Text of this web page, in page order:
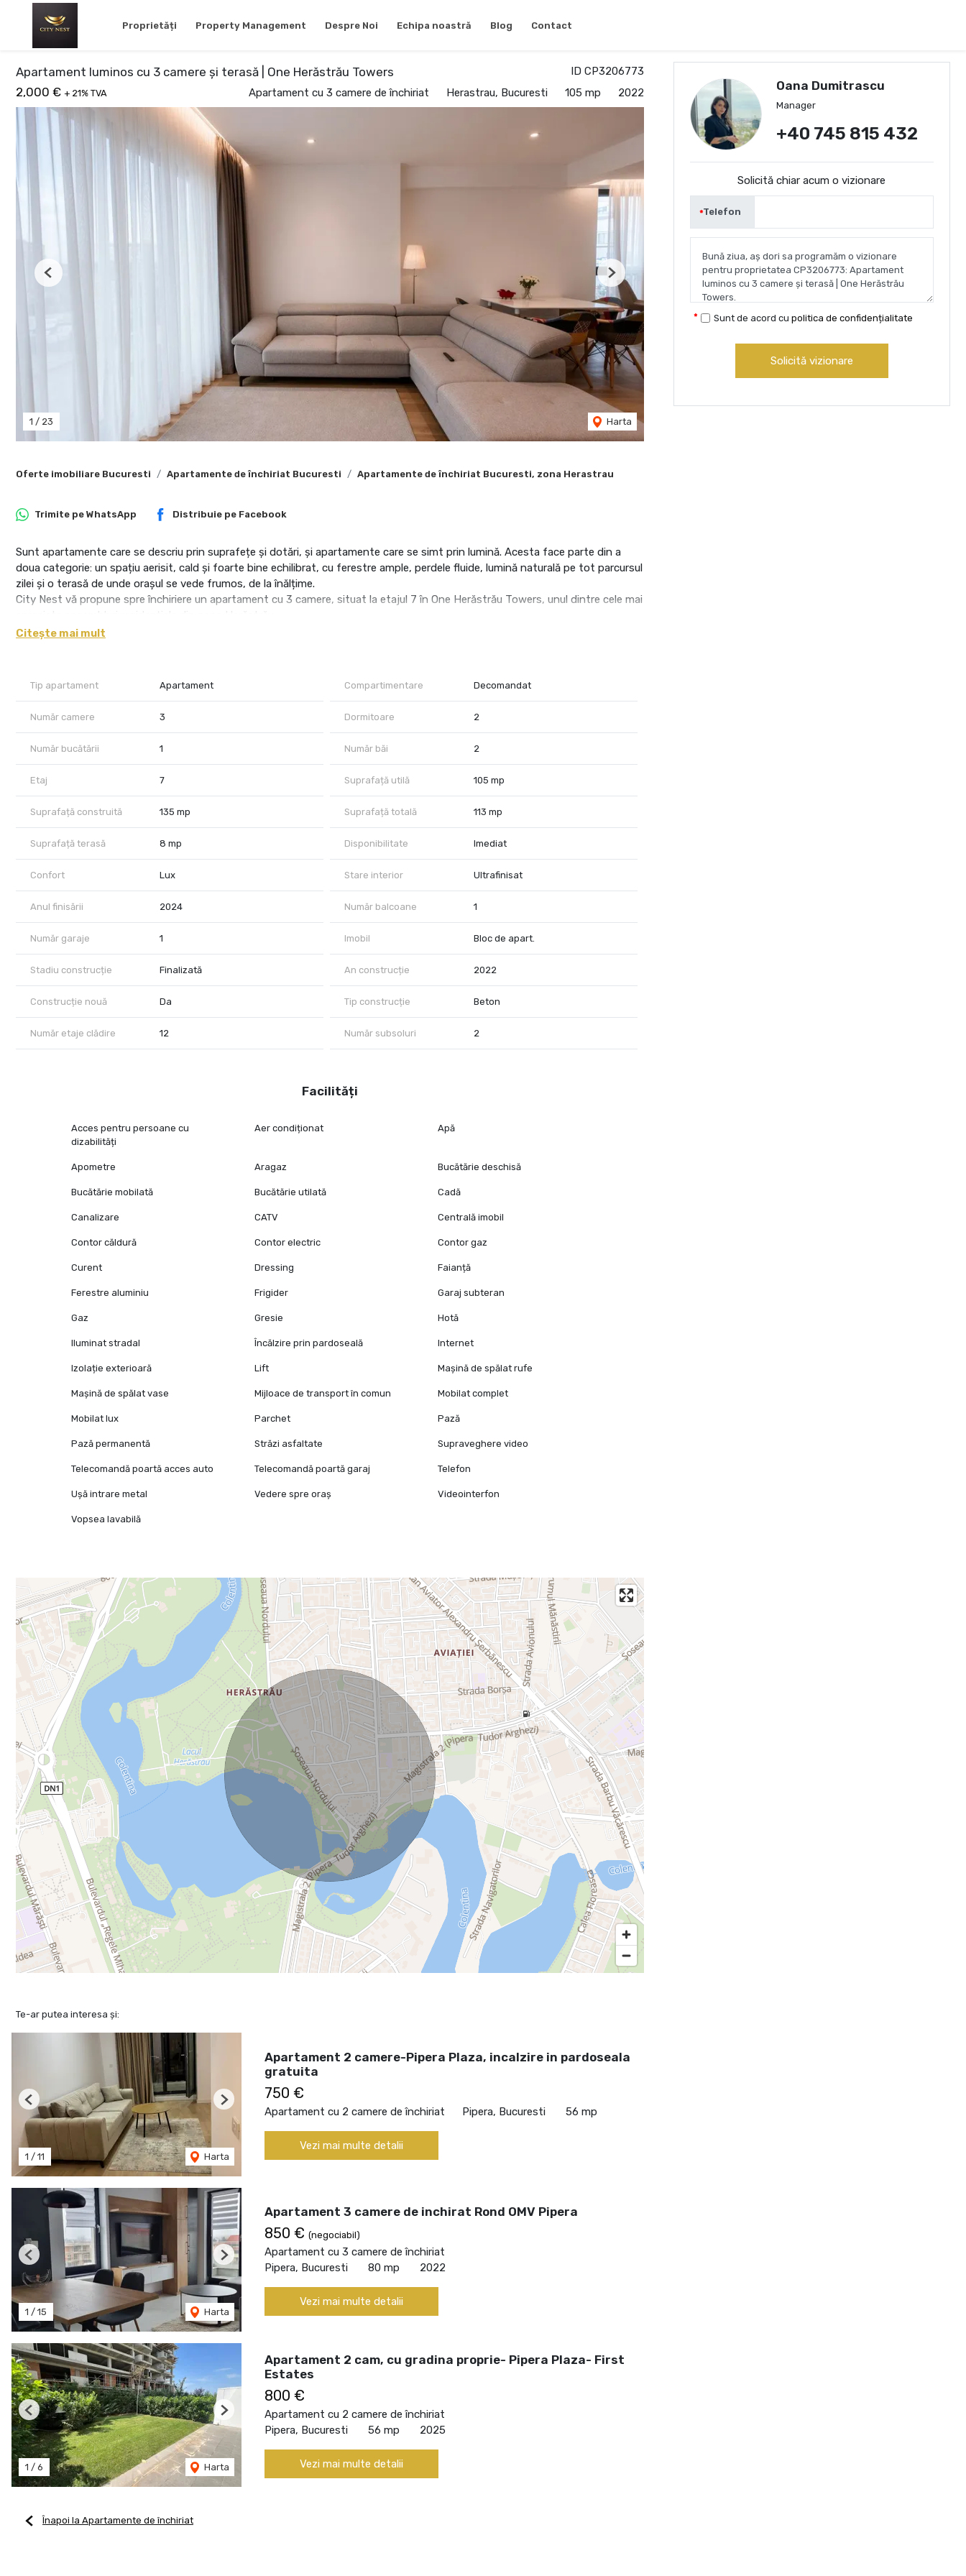
Proprietăți Property Management Despre Noi Echipa noastră Blog Contact
ID CP3206773
Apartament luminos cu 3 camere și terasă | One Herăstrău Towers
2,000 € + 21% TVA Apartament cu 3 camere de închiriat Herastrau, Bucuresti 105 mp 2022
1 / 23 Harta
Previous Next
Oferte imobiliare Bucuresti Apartamente de închiriat Bucuresti Apartamente de închiriat Bucuresti, zona Herastrau
Trimite pe WhatsApp Distribuie pe Facebook
Sunt apartamente care se descriu prin suprafețe și dotări, și apartamente care se simt prin lumină. Acesta face parte din a
doua categorie: un spațiu aerisit, cald și foarte bine echilibrat, cu ferestre ample, perdele fluide, lumină naturală pe tot parcursul
zilei și o terasă de unde orașul se vede frumos, de la înălțime.
City Nest vă propune spre închiriere un apartament cu 3 camere, situat la etajul 7 în One Herăstrău Towers, unul dintre cele mai
Proprietatea are 105 mp utili și o suprafață totală de 113 mp, incluzând o terasă de 8 mp cu vedere urbană deschisă. Zona de zi
Apartamentul include două dormitoare, două băi, dressing și spații de depozitare bine integrate. Se închiriază complet mobilat
și utilat, cu electrocasnice moderne, mașină de spălat vase, mașină de spălat rufe, aer condiționat, încălzire prin pardoseală și
Un avantaj important este locul de parcare în garajul subteran, inclus în proprietate, alături de accesul securizat, pază
Localizarea este unul dintre punctele forte: la câțiva pași de Parcul Herăstrău, aproape de restaurante, cafenele, centre de
business, școli internaționale și principalele puncte de interes din nordul Capitalei. Este o locuință potrivită pentru cineva care
își dorește confort, lumină și acces rapid la tot ce contează în zona Herăstrău.
Preț: 2.000 EUR + TVA / lună.
Pentru detalii suplimentare și programarea unei vizionări, echipa City Nest vă stă la dispoziție.
Citește mai mult
Tip apartament Apartament Compartimentare Decomandat
Număr camere 3 Dormitoare 2
Număr bucătării 1 Număr băi 2
Etaj 7 Suprafață utilă 105 mp
Suprafață construită 135 mp Suprafață totală 113 mp
Suprafață terasă 8 mp Disponibilitate Imediat
Confort Lux Stare interior Ultrafinisat
Anul finisării 2024 Număr balcoane 1
Număr garaje 1 Imobil Bloc de apart.
Stadiu construcție Finalizată An construcție 2022
Construcție nouă Da Tip construcție Beton
Număr etaje clădire 12 Număr subsoluri 2
Facilități
Acces pentru persoane cu
dizabilități
Aer condiționat Apă
Apometre Aragaz Bucătărie deschisă
Bucătărie mobilată Bucătărie utilată Cadă
Canalizare CATV Centrală imobil
Contor căldură Contor electric Contor gaz
Curent Dressing Faianță
Ferestre aluminiu Frigider Garaj subteran
Gaz Gresie Hotă
Iluminat stradal Încălzire prin pardoseală Internet
Izolație exterioară Lift Mașină de spălat rufe
Mașină de spălat vase Mijloace de transport în comun Mobilat complet
Mobilat lux Parchet Pază
Pază permanentă Străzi asfaltate Supraveghere video
Telecomandă poartă acces auto Telecomandă poartă garaj Telefon
Ușă intrare metal Vedere spre oraș Videointerfon
Vopsea lavabilă
Oana Dumitrascu
Manager
+40 745 815 432
Solicită chiar acum o vizionare
Telefon
Sunt de acord cu politica de confidențialitate
Solicită vizionare
Te-ar putea interesa și:
1 / 11 Harta
Previous Next
Apartament 2 camere-Pipera Plaza, incalzire in pardoseala
gratuita
750 €
Apartament cu 2 camere de închiriat Pipera, Bucuresti 56 mp
Vezi mai multe detalii
1 / 15 Harta
Previous Next
Apartament 3 camere de inchirat Rond OMV Pipera
850 € (negociabil)
Apartament cu 3 camere de închiriat
Pipera, Bucuresti
80 mp 2022
Vezi mai multe detalii
1 / 6 Harta
Previous Next
Apartament 2 cam, cu gradina proprie- Pipera Plaza- First
Estates
800 €
Apartament cu 2 camere de închiriat
Pipera, Bucuresti
56 mp 2025
Vezi mai multe detalii
Înapoi la Apartamente de închiriat